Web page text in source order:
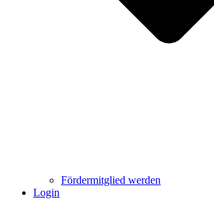
Fördermitglied werden
Login